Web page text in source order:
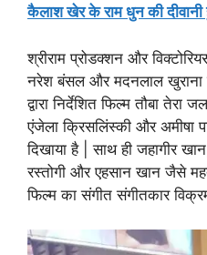
कैलाश खेर के राम धुन की
श्रीराम प्रोडक्शन और
नरेश बंसल और मदनलाल खुराना
द्वारा निर्देशित फिल्म तौबा
एंजेला क्रिसलिंस्की और अमीषा
दिखाया है | साथ ही जहागीर
रस्तोगी और एहसान खान जैसे
फिल्म का संगीत संगीतकार